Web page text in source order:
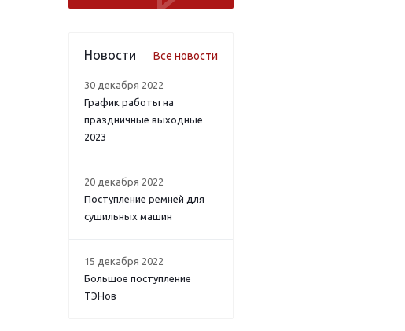
Новости Все новости
30 декабря 2022
График работы на
праздничные выходные
2023
20 декабря 2022
Поступление ремней для
сушильных машин
15 декабря 2022
Большое поступление
ТЭНов